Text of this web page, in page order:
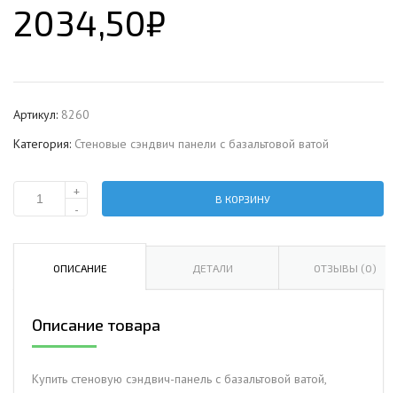
2034,50₽
Артикул: 8260
Категория: Стеновые сэндвич панели с базальтовой ватой
Количество
сэндвич-
ватой,
ширина
+
-
В КОРЗИНУ
ОПИСАНИЕ ДЕТАЛИ ОТЗЫВЫ (0)
Описание товара
Купить стеновую сэндвич-панель с базальтовой ватой,